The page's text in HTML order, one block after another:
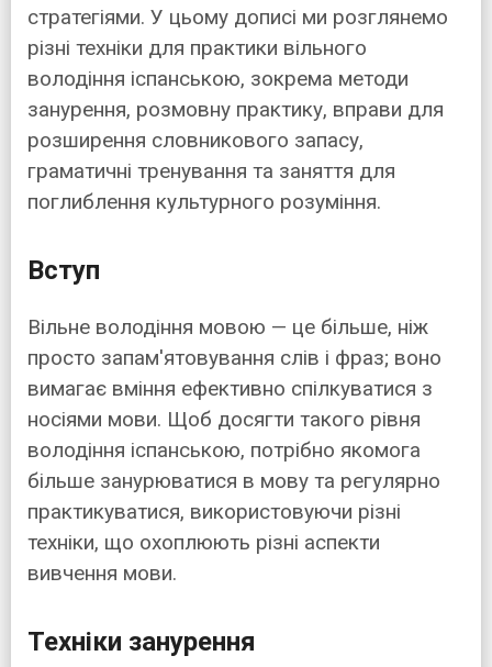
стратегіями. У цьому дописі ми розглянемо
різні техніки для практики вільного
володіння іспанською, зокрема методи
занурення, розмовну практику, вправи для
розширення словникового запасу,
граматичні тренування та заняття для
поглиблення культурного розуміння.
Вступ
Вільне володіння мовою — це більше, ніж
просто запам'ятовування слів і фраз; воно
вимагає вміння ефективно спілкуватися з
носіями мови. Щоб досягти такого рівня
володіння іспанською, потрібно якомога
більше занурюватися в мову та регулярно
практикуватися, використовуючи різні
техніки, що охоплюють різні аспекти
вивчення мови.
Техніки занурення